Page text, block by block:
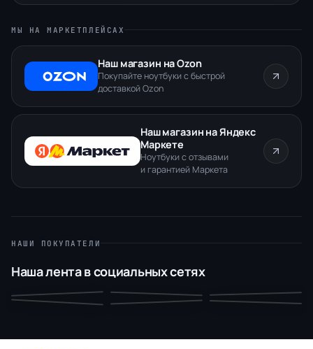
МЫ НА МАРКЕТПЛЕЙСАХ
Наш магазин на Ozon
Покупайте ноутбуки с быстрой
доставкой Ozon
Наш магазин на Яндекс
Маркете
Ноутбуки с отзывами
и гарантией Маркета
НАШИ ПОКУПАТЕЛИ
Наша лента в социальных сетях